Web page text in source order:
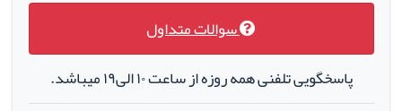
سوالات متداول
پاسخگویی تلفنی همه روزه از ساعت ۱۰ الی۱۹ میباشد.